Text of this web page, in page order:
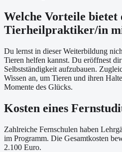
Welche Vorteile
Tierheilpraktiker/in
Du lernst in dieser Weiterbildung
Tieren helfen kannst. Du eröffnest
Selbstständigkeit aufzubauen.
Wissen an, um Tieren und ihren
Momente des Glücks.
Kosten eines
Zahlreiche Fernschulen haben
im Programm. Die Gesamtkosten
2.100 Euro.